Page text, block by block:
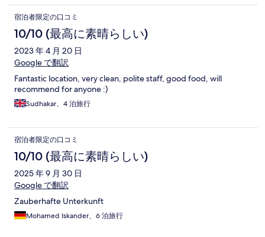
宿泊者限定の口コミ
10/10 (最高に素晴らしい)
2023 年 4 月 20 日
Google で翻訳
Fantastic location, very clean, polite staff, good food, will
recommend for anyone :)
Sudhakar、4 泊旅行
宿泊者限定の口コミ
10/10 (最高に素晴らしい)
2025 年 9 月 30 日
Google で翻訳
Zauberhafte Unterkunft
Mohamed Iskander、6 泊旅行